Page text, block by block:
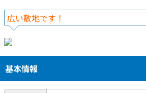
広い敷地です！
基本情報